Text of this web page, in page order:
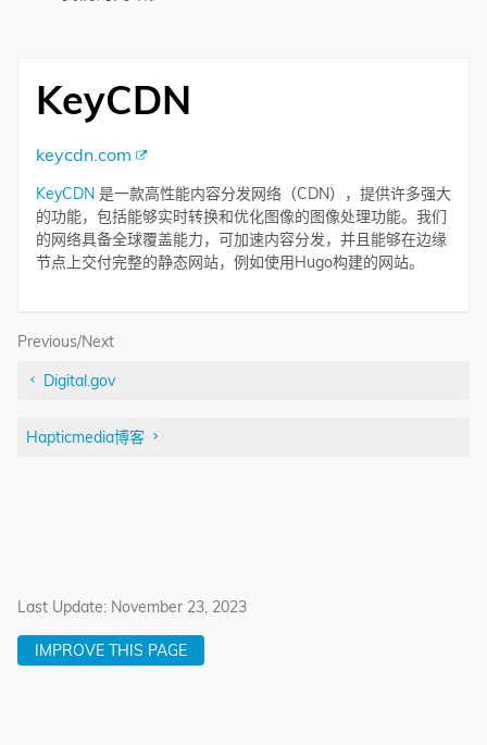
KeyCDN
keycdn.com
KeyCDN 是一款高性能内容分发网络（CDN），提供许多强大
的功能，包括能够实时转换和优化图像的图像处理功能。我们
的网络具备全球覆盖能力，可加速内容分发，并且能够在边缘
节点上交付完整的静态网站，例如使用Hugo构建的网站。
Previous/Next
Digital.gov
Hapticmedia博客
Last Update: November 23, 2023
IMPROVE THIS PAGE